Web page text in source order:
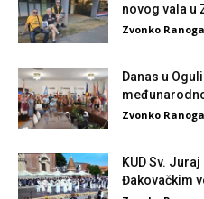
novog vala u
Zvonko
Danas u
Zvonko
KUD Sv.
Đakovačkim